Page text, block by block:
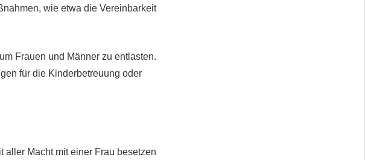
wie etwa die Vereinbarkeit
Frauen und Männer zu entlasten.
für die Kinderbetreuung oder
aller Macht mit einer Frau besetzen